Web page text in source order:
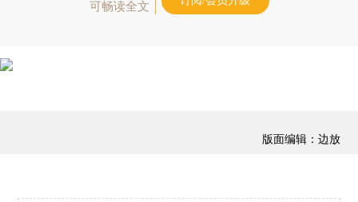
可畅读全文
版面编辑：边放